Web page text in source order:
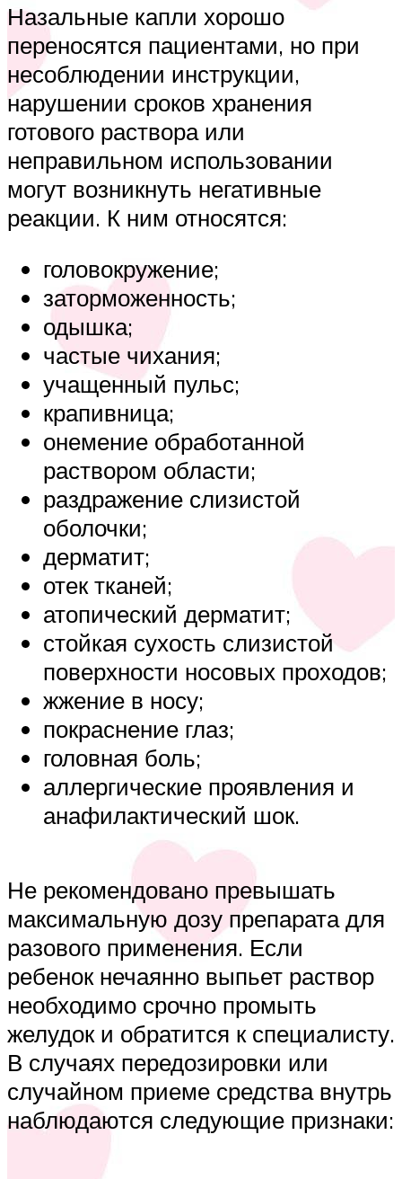
Назальные капли хорошо
переносятся пациентами, но при
несоблюдении инструкции,
нарушении сроков хранения
готового раствора или
неправильном использовании
могут возникнуть негативные
реакции. К ним относятся:
головокружение;
заторможенность;
одышка;
частые чихания;
учащенный пульс;
крапивница;
онемение обработанной
раствором области;
раздражение слизистой
оболочки;
дерматит;
отек тканей;
атопический дерматит;
стойкая сухость слизистой
поверхности носовых проходов;
жжение в носу;
покраснение глаз;
головная боль;
аллергические проявления и
анафилактический шок.
Не рекомендовано превышать
максимальную дозу препарата для
разового применения. Если
ребенок нечаянно выпьет раствор
необходимо срочно промыть
желудок и обратится к специалисту.
В случаях передозировки или
случайном приеме средства внутрь
наблюдаются следующие признаки: